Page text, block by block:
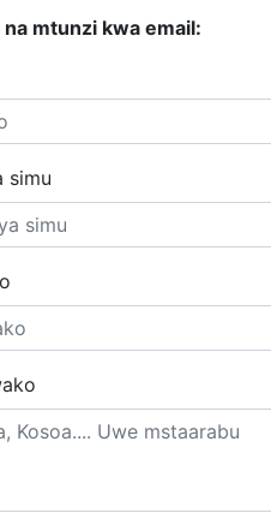
na mtunzi kwa email:
simu